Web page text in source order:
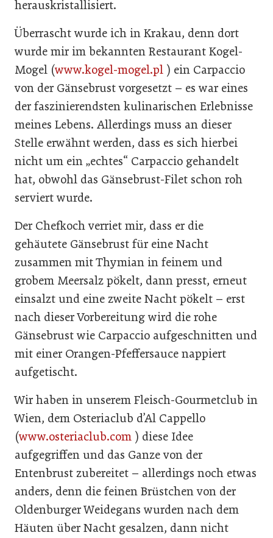
herauskristallisiert.
Überrascht wurde ich in Krakau, denn dort
wurde mir im bekannten Restaurant Kogel-
Mogel (www.kogel-mogel.pl ) ein Carpaccio
von der Gänsebrust vorgesetzt – es war eines
der faszinierendsten kulinarischen Erlebnisse
meines Lebens. Allerdings muss an dieser
Stelle erwähnt werden, dass es sich hierbei
nicht um ein „echtes“ Carpaccio gehandelt
hat, obwohl das Gänsebrust-Filet schon roh
serviert wurde.
Der Chefkoch verriet mir, dass er die
gehäutete Gänsebrust für eine Nacht
zusammen mit Thymian in feinem und
grobem Meersalz pökelt, dann presst, erneut
einsalzt und eine zweite Nacht pökelt – erst
nach dieser Vorbereitung wird die rohe
Gänsebrust wie Carpaccio aufgeschnitten und
mit einer Orangen-Pfeffersauce nappiert
aufgetischt.
Wir haben in unserem Fleisch-Gourmetclub in
Wien, dem Osteriaclub d’Al Cappello
(www.osteriaclub.com ) diese Idee
aufgegriffen und das Ganze von der
Entenbrust zubereitet – allerdings noch etwas
anders, denn die feinen Brüstchen von der
Oldenburger Weidegans wurden nach dem
Häuten über Nacht gesalzen, dann nicht